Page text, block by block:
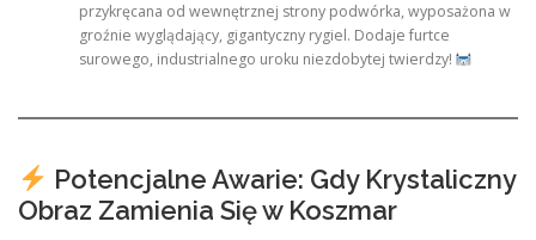
przykręcana od wewnętrznej strony podwórka, wyposażona w
groźnie wyglądający, gigantyczny rygiel. Dodaje furtce
surowego, industrialnego uroku niezdobytej twierdzy!
Potencjalne Awarie: Gdy Krystaliczny
Obraz Zamienia Się w Koszmar